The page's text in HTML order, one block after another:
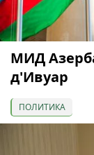
МИД
д'Ивуар
ПОЛИТИКА